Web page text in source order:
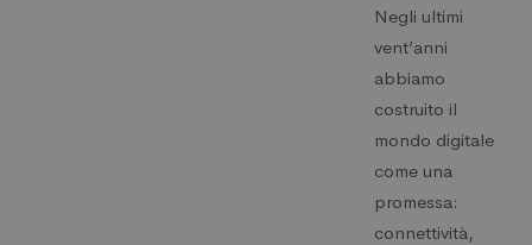
Negli ultimi
vent’anni
abbiamo
costruito il
mondo digitale
come una
promessa:
connettività,